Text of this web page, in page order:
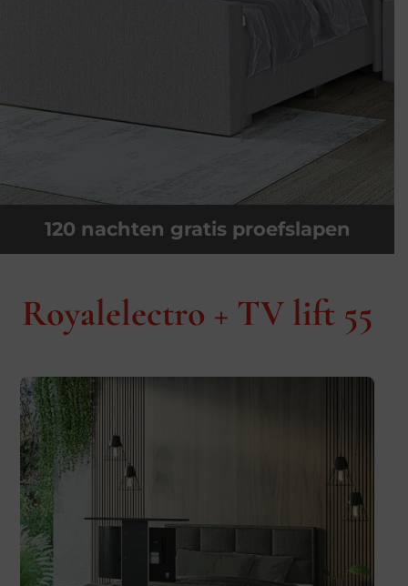
120 nachten gratis proefslapen
Royalelectro + TV lift 55